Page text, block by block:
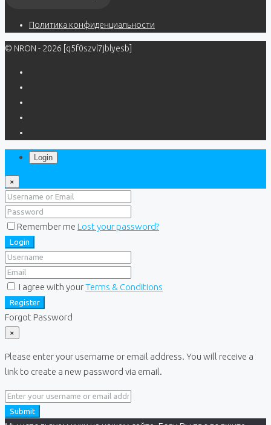
Политика конфиденциальности
© NRON - 2026 [q5f0szvl7jblyesb]
Login
×
Remember me Lost your password?
Login
I agree with yourTerms & Conditions
Register
Forgot Password
×
Please enter your username or email address. You will receive a
link to create a new password via email.
Submit